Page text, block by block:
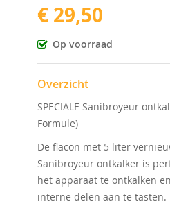
€ 29,50
Op voorraad
Overzicht
SPECIALE Sanibroyeur
Formule)
De flacon met 5 liter
Sanibroyeur ontkalker is
het apparaat te ontkalken
interne delen aan te tasten.
de
afbeeldingen-